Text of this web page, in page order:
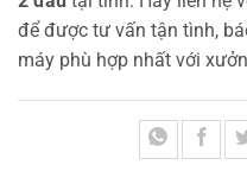
để được tư vấn tận tình,
máy phù hợp nhất với